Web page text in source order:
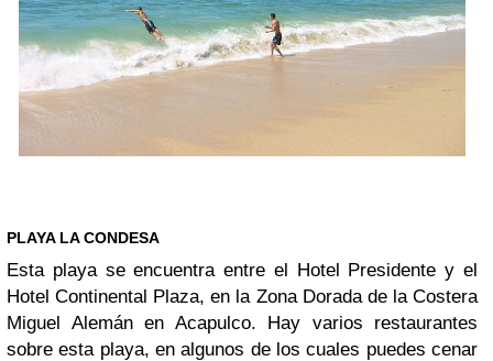
PLAYA LA CONDESA
Esta playa se encuentra entre el Hotel Presidente y el
Hotel Continental Plaza, en la Zona Dorada de la Costera
Miguel Alemán en Acapulco. Hay varios restaurantes
sobre esta playa, en algunos de los cuales puedes cenar